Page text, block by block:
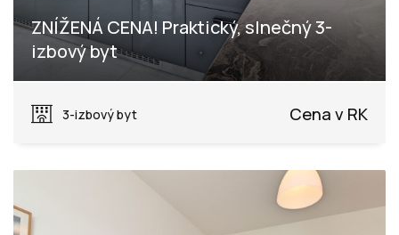
ZNÍŽENÁ CENA! Praktický, slnečný 3-
izbový byt
3-izbový byt
Cena v RK